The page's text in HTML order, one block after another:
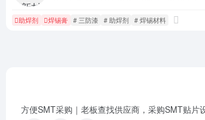
助焊剂 焊锡膏 # 三防漆 # 助焊剂 # 焊锡材料
方便SMT采购｜老板查找供应商，采购SMT贴